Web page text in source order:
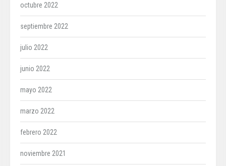
octubre 2022
septiembre 2022
julio 2022
junio 2022
mayo 2022
marzo 2022
febrero 2022
noviembre 2021